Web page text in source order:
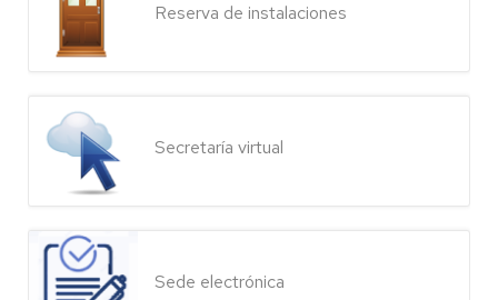
Reserva de instalaciones
Secretaría virtual
Sede electrónica